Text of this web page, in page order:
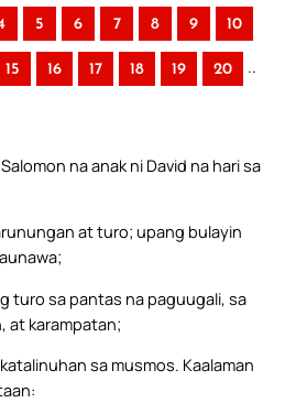
5 6 7 8 9 10
15 16 17 18 19 20 ..
na anak ni David na hari sa
at turo; upang bulayin
turo sa pantas na paguugali, sa
at karampatan;
sa musmos. Kaalaman